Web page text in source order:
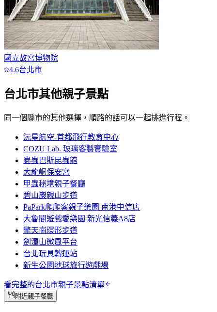
國立故宮博物院
4.6台北市
台北市其他親子景點
同一個縣市的其他選擇，順路的話可以一起排進行程。
沅星航空-首都飛行教育中心
COZU Lab. 玻璃客製實驗室
蟲蟲巴斯昆蟲館
大龍峒保安宮
甲蟲秘境親子餐廳
碧山巖親山步道
PaPark爬爬客親子樂園 南港中信店
大魯閣遊戲愛樂園 新光信義A8店
擎天崗環形步道
劍潭山微風平台
台北玩具轉運站
新生公園地球旅行遊戲場
看完整的台北市親子景點清單
附近親子餐廳